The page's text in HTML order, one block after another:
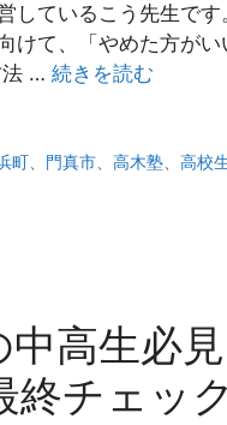
しているこう先生で
けて、「やめた方が
法 … 続きを読む
町 門真市 、高木塾 、高校
高生必
終チェッ